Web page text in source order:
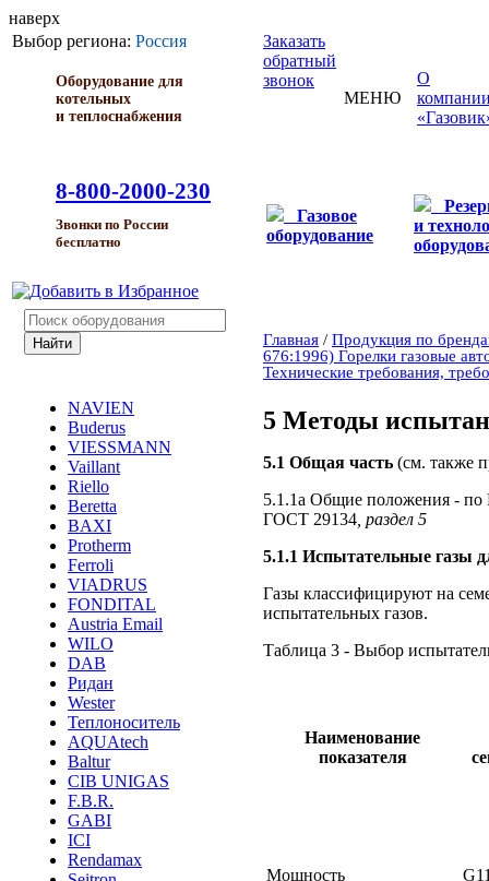
наверх
Выбор региона: Россия
Оборудование для
котельных
и теплоснабжения
8-800-2000-230
Звонки по России
бесплатно
Заказать
обратный
звонок
МЕНЮ
О
Газовое
оборудование
и
NAVIEN
Buderus
VIESSMANN
Vaillant
Riello
Beretta
BAXI
Protherm
Ferroli
VIADRUS
FONDITAL
Austria Email
WILO
DAB
Ридан
Wester
Теплоноситель
AQUAtech
Baltur
CIB UNIGAS
F.B.R.
GABI
ICI
Rendamax
Главная / Продукция по
676:1996) Горелки газовые
Технические требования,
5 Методы
5.1 Общая часть (см. также
5.1.1а Общие положения -
ГОСТ 29134 , раздел 5
5.1.1 Испытательные газы
Газы классифицируют на
испытательных газов.
Таблица 3 - Выбор
Наименование
показателя
Мощность